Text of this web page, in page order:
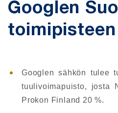
Googlen
Googlen sähkön tulee
tuulivoimapuisto, josta
Prokon Finland 20 %.